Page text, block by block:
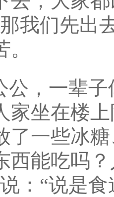
我们先出
公，一辈
家坐在楼
了一些冰
西能吃吗
：“说是